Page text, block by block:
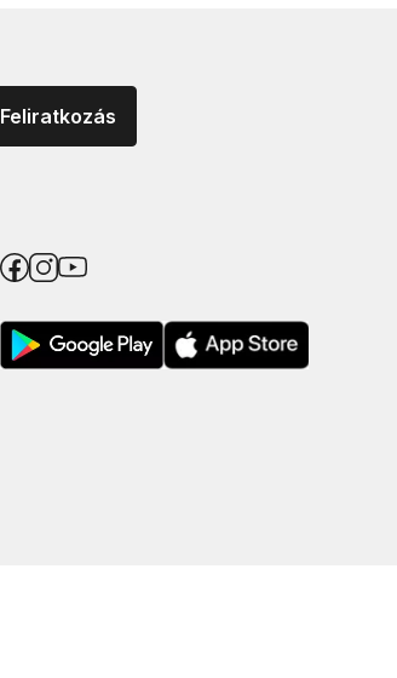
Feliratkozás